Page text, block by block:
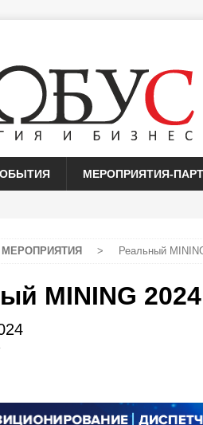
МЕРОПРИЯТИЯ-
МЕРОПРИЯТИЯ > Реальный
MINING 2024